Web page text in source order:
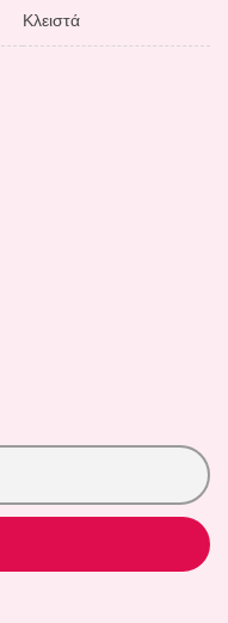
Κλειστά